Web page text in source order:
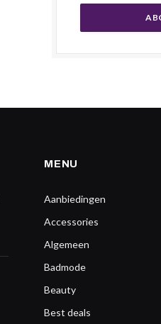
MENU
Aanbiedingen
Accessories
Algemeen
Badmode
Beauty
Best deals